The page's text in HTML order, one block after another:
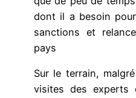
dont il a besoin
sanctions et
pays
Sur le terrain,
visites des experts